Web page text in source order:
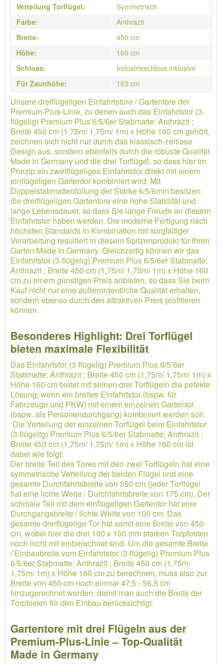
Verteilung Torflügel:
Symmetrisch
Farbe:
Anthrazit
Breite:
450 cm
Höhe:
160 cm
Schloss:
Industrieschloss inklusive
Für Zaunhöhe:
163 cm
Unsere dreiflügeligen Einfahrtstore / Gartentore der
Premium-Plus-Linie, zu denen auch das Einfahrtstor (3-
flügelig) Premium Plus 6/5/6er Stabmatte; Anthrazit ;
Breite 450 cm (1,75m/ 1,75m/ 1m) x Höhe 160 cm gehört,
zeichnen sich nicht nur durch das klassisch-zeitlose
Design aus, sondern ebenfalls durch die robuste Qualität
Made in Germany und die drei Torflügel, so dass hier im
Prinzip ein zweiflügeliges Einfahrtstor direkt mit einem
einflügeligen Gartentor kombiniert wird. Mit
Doppelstabmattenfüllung der Stärke 6/5/6mm besitzen
die dreiflügeligen Gartentore eine hohe Stabilität und
lange Lebensdauer, so dass Sie lange Freude an diesem
Einfahrtstor haben werden. Die moderne Fertigung nach
höchsten Standards in Kombination mit sorgfältiger
Verarbeitung resultiert in diesem Spitzenprodukt für Ihren
Garten Made in Germany. Gleichzeitig können wir das
Einfahrtstor (3-flügelig) Premium Plus 6/5/6er Stabmatte;
Anthrazit ; Breite 450 cm (1,75m/ 1,75m/ 1m) x Höhe 160
cm zu einem günstigen Preis anbieten, so dass Sie beim
Kauf nicht nur eine außerordentliche Qualität erhalten,
sondern ebenso durch den attraktiven Preis profitieren
können.
Besonderes Highlight: Drei Torflügel
bieten maximale Flexibilität
Das Einfahrtstor (3-flügelig) Premium Plus 6/5/6er
Stabmatte; Anthrazit ; Breite 450 cm (1,75m/ 1,75m/ 1m) x
Höhe 160 cm bietet mit seinen drei Torflügeln die pefekte
Lösung, wenn ein breites Einfahrtstor (bspw. für
Fahrzeuge und PKW) mit einem einzelnen Gartentor
(bspw. als Personendurchgang) kombiniert werden soll.
Die Verteilung der einzelnen Torflügel beim Einfahrtstor
(3-flügelig) Premium Plus 6/5/6er Stabmatte; Anthrazit ;
Breite 450 cm (1,75m/ 1,75m/ 1m) x Höhe 160 cm ist
dabei wie folgt:
Der breite Teil des Tores mit den zwei Torflügeln hat eine
symmetrische Verteilung der beiden Flügel und eine
gesamte Durchfahrtsbreite von 350 cm (jeder Torflügel
hat eine lichte Weite / Durchfahrtsbreite von 175 cm). Der
schmale Teil mit dem einflügeligen Gartentor hat eine
Durchgangsbreite / lichte Weite von 100 cm. Das
gesamte dreiflügelige Tor hat somit eine Breite von 450
cm, wobei hier die drei 100 x 100 mm starken Torpfosten
noch nicht mit einberechnet sind. Um die gesamte Breite
/ Einbaubreite vom Einfahrtstor (3-flügelig) Premium Plus
6/5/6er Stabmatte; Anthrazit ; Breite 450 cm (1,75m/
1,75m/ 1m) x Höhe 160 cm zu berechnen, muss also zur
Breite von 450 cm noch einmal 47,5 - 56,5 cm
hinzugerechnet werden, damit man auch die Breite der
Torpfosten für den Einbau berücksichtigt.
Gartentore mit drei Flügeln aus der
Premium-Plus-Linie – Top-Qualität
Made in Germany